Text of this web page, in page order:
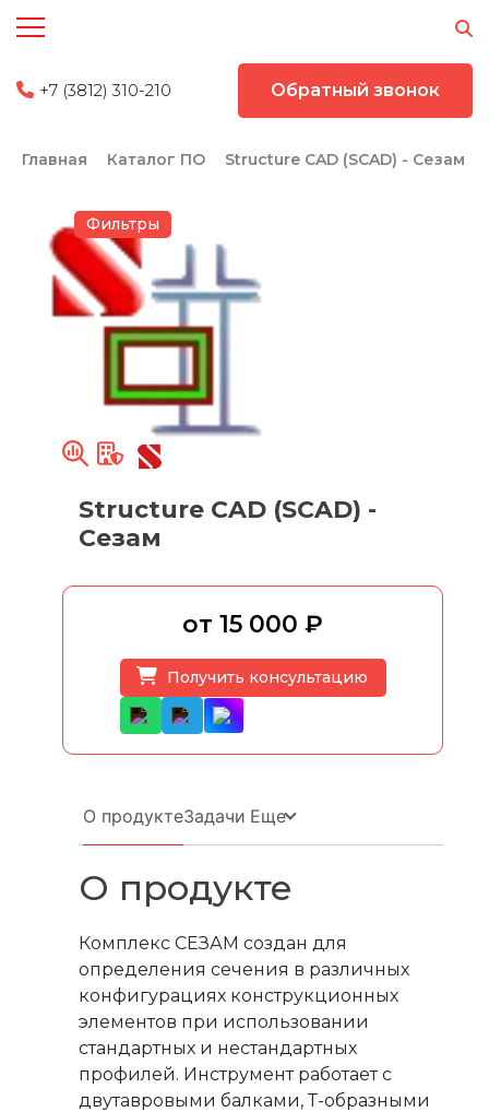
+7 (3812) 310-210 Обратный звонок
Главная Каталог ПО Structure CAD (SCAD) - Сезам
Фильтры
Structure CAD (SCAD) -
Сезам
от 15 000 ₽
Получить консультацию
О продуктеЗадачи Еще
О продукте
Комплекс СЕЗАМ создан для
определения сечения в различных
конфигурациях конструкционных
элементов при использовании
стандартных и нестандартных
профилей. Инструмент работает с
двутавровыми балками, Т-образными